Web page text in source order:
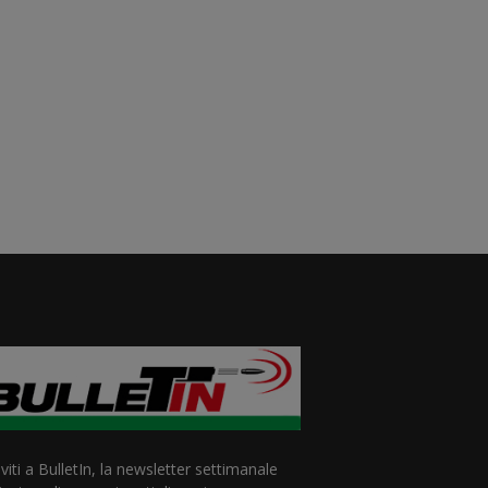
a BulletIn, la newsletter settimanale